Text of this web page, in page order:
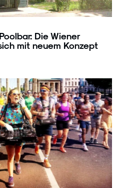
Die Wiener
mit neuem Konzept